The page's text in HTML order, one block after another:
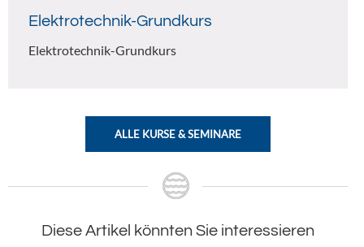
Elektrotechnik-Grundkurs
Elektrotechnik-Grundkurs
ALLE KURSE & SEMINARE
Diese Artikel könnten Sie interessieren